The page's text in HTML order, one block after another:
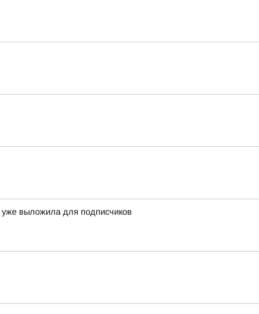
выложила для подписчиков